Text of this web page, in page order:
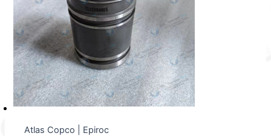
Atlas Copco | Epiroc